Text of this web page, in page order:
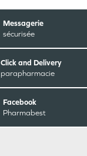
Messagerie
sécurisée
Click and Delivery
parapharmacie
Facebook
Pharmabest